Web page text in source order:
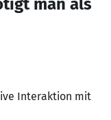
man als
Interaktion mit